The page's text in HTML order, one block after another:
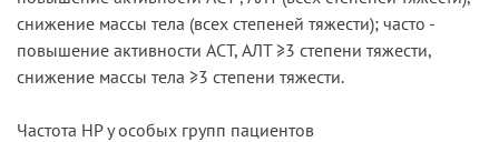
снижение массы тела (всех степеней тяжести); часто -
повышение активности ACT, АЛТ ≥3 степени тяжести,
снижение массы тела ≥3 степени тяжести.
Частота HP у особых групп пациентов